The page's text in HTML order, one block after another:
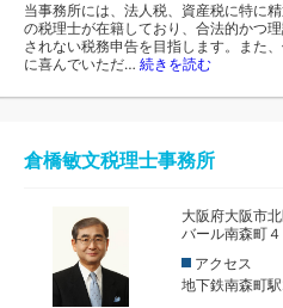
当事務所には、法人税、資産税に特に
の税理士が在籍しており、合法的かつ
されない税務申告を目指します。また
に喜んでいただ… 続きを読む
倉橋敏文税理士事務所
大阪府大阪市
バール南森町４
アクセス
地下鉄南森町